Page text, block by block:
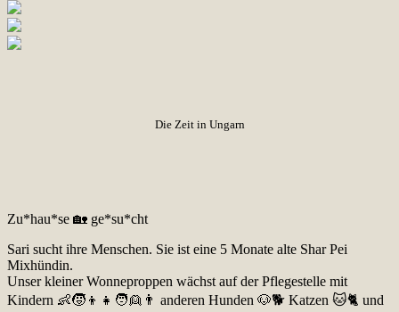
Die Zeit in Ungarn
Zu*hau*se 🏡 ge*su*cht
Sari sucht ihre Menschen. Sie ist eine 5 Monate alte Shar Pei
Mixhündin.
Unser kleiner Wonneproppen wächst auf der Pflegestelle mit
Kindern 👶🧒👦👧🧑👱👨 anderen Hunden 🐶🐕 Katzen 🐱🐈 und